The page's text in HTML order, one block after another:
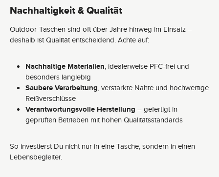
Nachhaltigkeit & Qualität
Outdoor-Taschen sind oft über Jahre hinweg im Einsatz –
deshalb ist Qualität entscheidend. Achte auf:
Nachhaltige Materialien, idealerweise PFC-frei und
besonders langlebig
Saubere Verarbeitung, verstärkte Nähte und hochwertige
Reißverschlüsse
Verantwortungsvolle Herstellung – gefertigt in
geprüften Betrieben mit hohen Qualitätsstandards
So investierst Du nicht nur in eine Tasche, sondern in einen
Lebensbegleiter.